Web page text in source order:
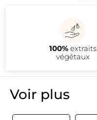
100% extraits
végétaux
Voir plus​